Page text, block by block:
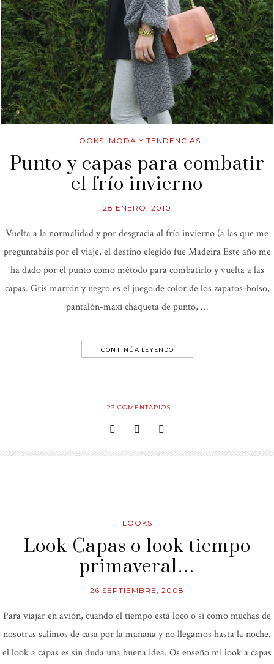
LOOKS, MODA Y TENDENCIAS
Punto y capas para combatir
el frío invierno
28 ENERO, 2010
Vuelta a la normalidad y por desgracia al frío invierno (a las que me
preguntabáis por el viaje, el destino elegido fue Madeira Este año me
ha dado por el punto como método para combatirlo y vuelta a las
capas. Gris marrón y negro es el juego de color de los zapatos-bolso,
pantalón-maxi chaqueta de punto, …
CONTINÚA LEYENDO
23 COMENTARIOS
LOOKS
Look Capas o look tiempo
primaveral…
26 SEPTIEMBRE, 2008
Para viajar en avión, cuando el tiempo está loco o si como muchas de
nosotras salimos de casa por la mañana y no llegamos hasta la noche.
el look a capas es sin duda una buena idea. Os enseño mi look a capas